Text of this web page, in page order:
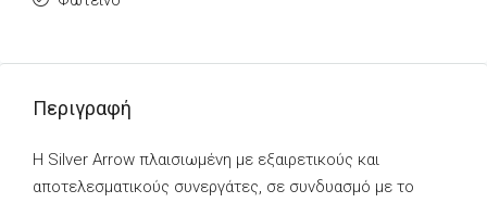
Περιγραφή
Η Silver Arrow πλαισιωμένη με εξαιρετικούς και
αποτελεσματικούς συνεργάτες, σε συνδυασμό με το